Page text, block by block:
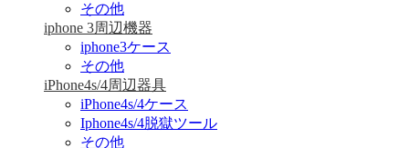
その他
iphone 3周辺機器
iphone3ケース
その他
iPhone4s/4周辺器具
iPhone4s/4ケース
Iphone4s/4脱獄ツール
その他